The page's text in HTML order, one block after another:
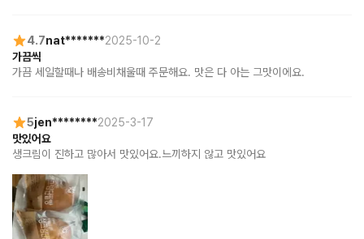
4.7nat*******2025-10-2
가끔씩
가끔 세일할때나 배송비채울때 주문해요. 맛은 다 아는 그맛이에요.
5jen********2025-3-17
맛있어요
생크림이 진하고 많아서 맛있어요.느끼하지 않고 맛있어요